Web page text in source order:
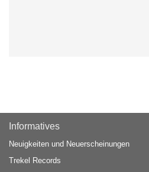
Informatives
Neuigkeiten und Neuerscheinungen
Trekel Records